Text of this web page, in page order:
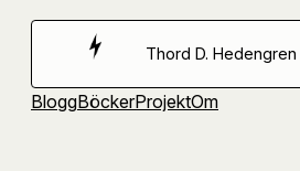
Hoppa
Thord D. Hedengren
BloggBöckerProjektOm